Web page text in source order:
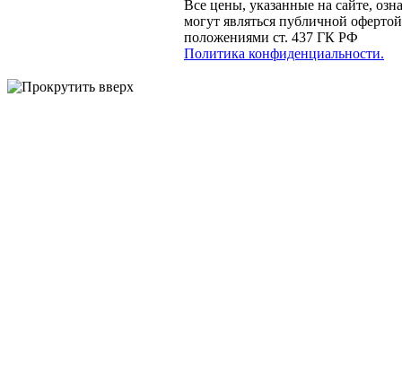
Все цены, указанные на сайте,
могут являться публичной
положениями ст. 437 ГК РФ
Политика конфиденциальности.